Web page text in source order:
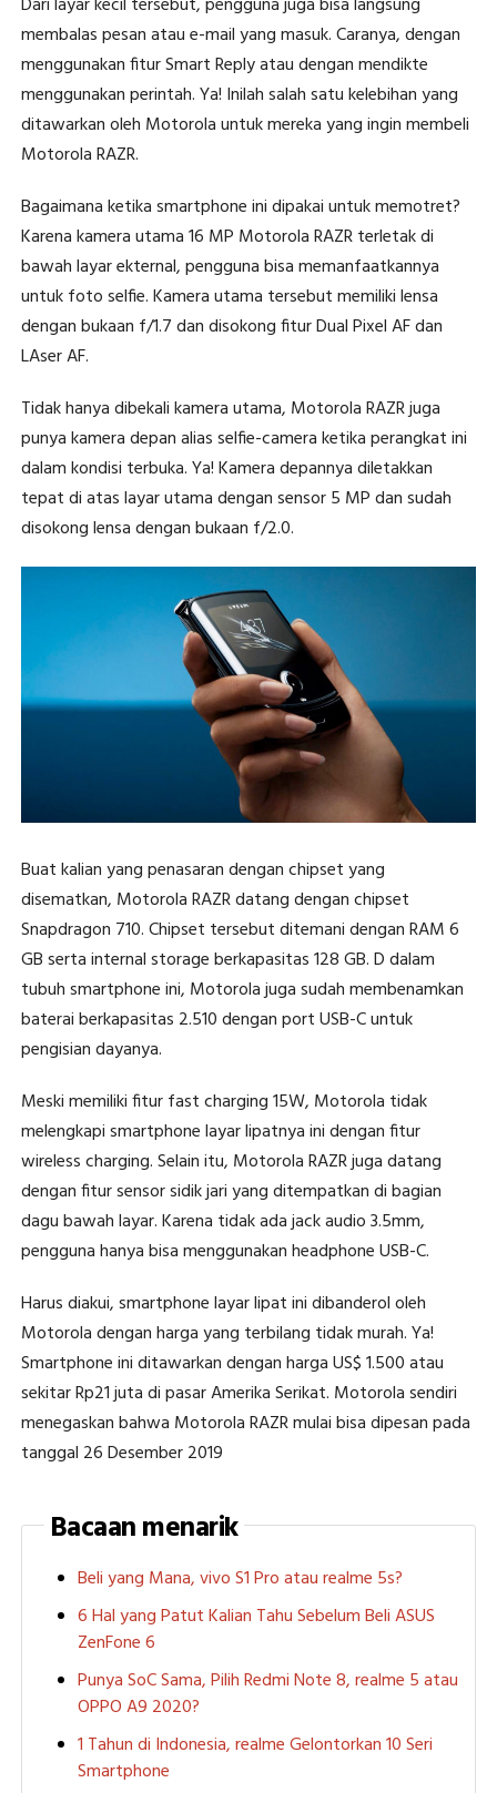
membalas pesan atau e-mail yang masuk. Caranya, dengan
menggunakan fitur Smart Reply atau dengan mendikte
menggunakan perintah. Ya! Inilah salah satu kelebihan yang
ditawarkan oleh Motorola untuk mereka yang ingin membeli
Motorola RAZR.
Bagaimana ketika smartphone ini dipakai untuk memotret?
Karena kamera utama 16 MP Motorola RAZR terletak di
bawah layar ekternal, pengguna bisa memanfaatkannya
untuk foto selfie. Kamera utama tersebut memiliki lensa
dengan bukaan f/1.7 dan disokong fitur Dual Pixel AF dan
LAser AF.
Tidak hanya dibekali kamera utama, Motorola RAZR juga
punya kamera depan alias selfie-camera ketika perangkat ini
dalam kondisi terbuka. Ya! Kamera depannya diletakkan
tepat di atas layar utama dengan sensor 5 MP dan sudah
disokong lensa dengan bukaan f/2.0.
Buat kalian yang penasaran dengan chipset yang
disematkan, Motorola RAZR datang dengan chipset
Snapdragon 710. Chipset tersebut ditemani dengan RAM 6
GB serta internal storage berkapasitas 128 GB. D dalam
tubuh smartphone ini, Motorola juga sudah membenamkan
baterai berkapasitas 2.510 dengan port USB-C untuk
pengisian dayanya.
Meski memiliki fitur fast charging 15W, Motorola tidak
melengkapi smartphone layar lipatnya ini dengan fitur
wireless charging. Selain itu, Motorola RAZR juga datang
dengan fitur sensor sidik jari yang ditempatkan di bagian
dagu bawah layar. Karena tidak ada jack audio 3.5mm,
pengguna hanya bisa menggunakan headphone USB-C.
Harus diakui, smartphone layar lipat ini dibanderol oleh
Motorola dengan harga yang terbilang tidak murah. Ya!
Smartphone ini ditawarkan dengan harga US$ 1.500 atau
sekitar Rp21 juta di pasar Amerika Serikat. Motorola sendiri
menegaskan bahwa Motorola RAZR mulai bisa dipesan pada
tanggal 26 Desember 2019
Bacaan menarik
Beli yang Mana, vivo S1 Pro atau realme 5s?
6 Hal yang Patut Kalian Tahu Sebelum Beli ASUS
ZenFone 6
Punya SoC Sama, Pilih Redmi Note 8, realme 5 atau
OPPO A9 2020?
1 Tahun di Indonesia, realme Gelontorkan 10 Seri
Smartphone